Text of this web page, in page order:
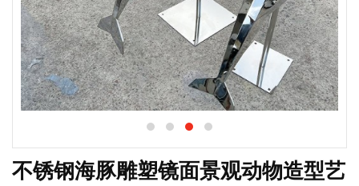
不锈钢海豚雕塑镜面景观动物造型艺